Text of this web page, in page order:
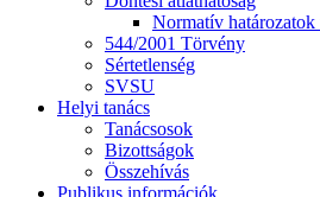
Normatív határozatok
544/2001 Törvény
Sértetlenség
SVSU
Helyi tanács
Tanácsosok
Bizottságok
Összehívás